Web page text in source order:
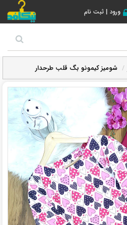
ورود | ثبت نام
شومیز کیمونو بگ قلب طرحدار